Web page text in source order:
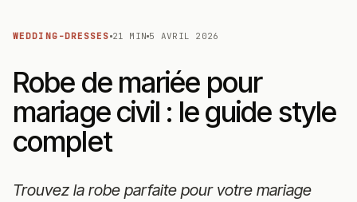
WEDDING-DRESSES 21 MIN 5 AVRIL 2026
Robe de mariée pour
mariage civil : le guide style
complet
Trouvez la robe parfaite pour votre mariage